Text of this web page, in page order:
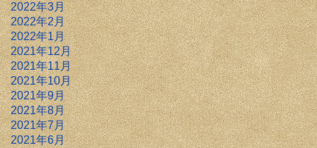
2022年3月
2022年2月
2022年1月
2021年12月
2021年11月
2021年10月
2021年9月
2021年8月
2021年7月
2021年6月